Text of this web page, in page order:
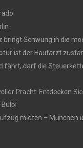
bringt Schwung in die
ist der Hautarzt
fährt, darf die
Pracht: Entdecken
mieten – München